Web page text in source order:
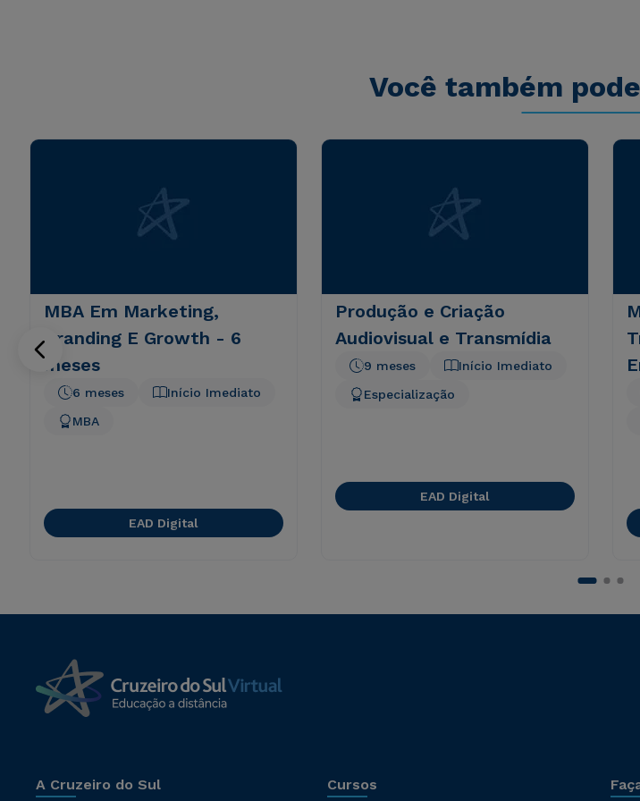
Você também
MBA Em Marketing,
Branding E Growth - 6
meses
Início Imediato
6 meses
MBA
EAD Digital
Produção e Criação
Audiovisual e Transmídia
Início Imediato
9 meses
Especialização
EAD Digital
A Cruzeiro do Sul Cursos